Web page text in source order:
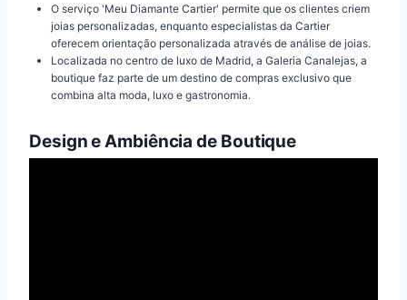
O serviço 'Meu Diamante Cartier' permite que os clientes criem
joias personalizadas, enquanto especialistas da Cartier
oferecem orientação personalizada através de análise de joias.
Localizada no centro de luxo de Madrid, a Galeria Canalejas, a
boutique faz parte de um destino de compras exclusivo que
combina alta moda, luxo e gastronomia.
Design e Ambiência de Boutique